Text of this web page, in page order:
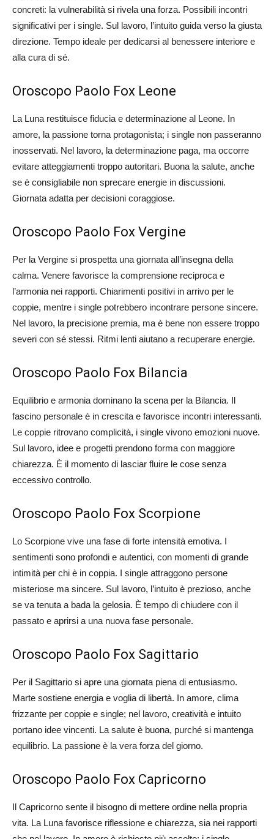
concreti: la vulnerabilità si rivela una forza. Possibili incontri
significativi per i single. Sul lavoro, l’intuito guida verso la giusta
direzione. Tempo ideale per dedicarsi al benessere interiore e
alla cura di sé.
Oroscopo Paolo Fox Leone
La Luna restituisce fiducia e determinazione al Leone. In
amore, la passione torna protagonista; i single non passeranno
inosservati. Nel lavoro, la determinazione paga, ma occorre
evitare atteggiamenti troppo autoritari. Buona la salute, anche
se è consigliabile non sprecare energie in discussioni.
Giornata adatta per decisioni coraggiose.
Oroscopo Paolo Fox Vergine
Per la Vergine si prospetta una giornata all’insegna della
calma. Venere favorisce la comprensione reciproca e
l’armonia nei rapporti. Chiarimenti positivi in arrivo per le
coppie, mentre i single potrebbero incontrare persone sincere.
Nel lavoro, la precisione premia, ma è bene non essere troppo
severi con sé stessi. Ritmi lenti aiutano a recuperare energie.
Oroscopo Paolo Fox Bilancia
Equilibrio e armonia dominano la scena per la Bilancia. Il
fascino personale è in crescita e favorisce incontri interessanti.
Le coppie ritrovano complicità, i single vivono emozioni nuove.
Sul lavoro, idee e progetti prendono forma con maggiore
chiarezza. È il momento di lasciar fluire le cose senza
eccessivo controllo.
Oroscopo Paolo Fox Scorpione
Lo Scorpione vive una fase di forte intensità emotiva. I
sentimenti sono profondi e autentici, con momenti di grande
intimità per chi è in coppia. I single attraggono persone
misteriose ma sincere. Sul lavoro, l’intuito è prezioso, anche
se va tenuta a bada la gelosia. È tempo di chiudere con il
passato e aprirsi a una nuova fase personale.
Oroscopo Paolo Fox Sagittario
Per il Sagittario si apre una giornata piena di entusiasmo.
Marte sostiene energia e voglia di libertà. In amore, clima
frizzante per coppie e single; nel lavoro, creatività e intuito
portano idee vincenti. La salute è buona, purché si mantenga
equilibrio. La passione è la vera forza del giorno.
Oroscopo Paolo Fox Capricorno
Il Capricorno sente il bisogno di mettere ordine nella propria
vita. La Luna favorisce riflessione e chiarezza, sia nei rapporti